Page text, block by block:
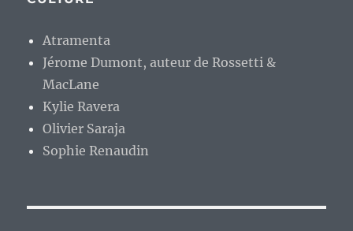
Atramenta
Jérome Dumont, auteur de Rossetti &
MacLane
Kylie Ravera
Olivier Saraja
Sophie Renaudin